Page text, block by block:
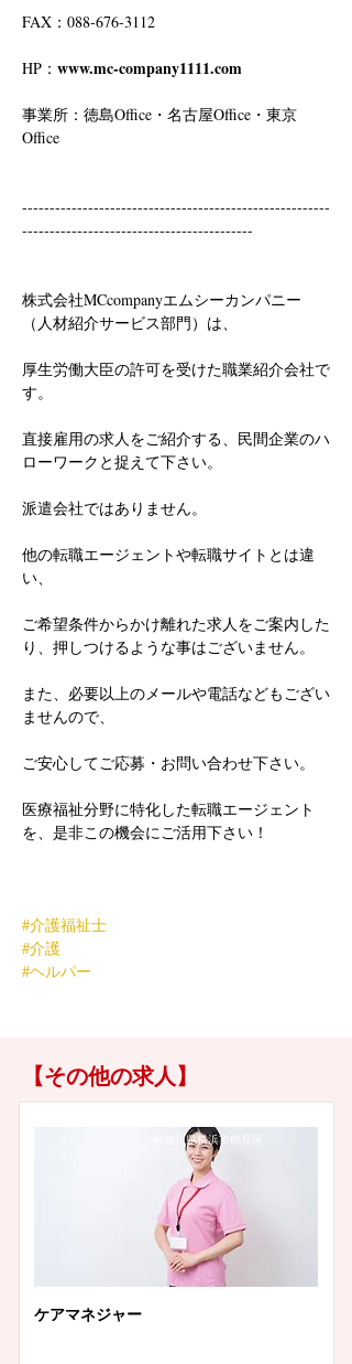
FAX：088-676-3112
HP： www.mc-company1111.com
事業所：徳島Office・名古屋Office・東京
Office
--------------------------------------------------------
------------------------------------------
株式会社MCcompanyエムシーカンパニー
（人材紹介サービス部門）は、
厚生労働大臣の許可を受けた職業紹介会社で
す。
直接雇用の求人をご紹介する、民間企業のハ
ローワークと捉えて下さい。
派遣会社ではありません。
他の転職エージェントや転職サイトとは違
い、
ご希望条件からかけ離れた求人をご案内した
り、押しつけるような事はございません。
また、必要以上のメールや電話などもござい
ませんので、
ご安心してご応募・お問い合わせ下さい。
医療福祉分野に特化した転職エージェント
を、是非この機会にご活用下さい！
#介護福祉士
#介護
#ヘルパー
【その他の求人】
神奈川県横浜市鶴見区
ケアマネジャー